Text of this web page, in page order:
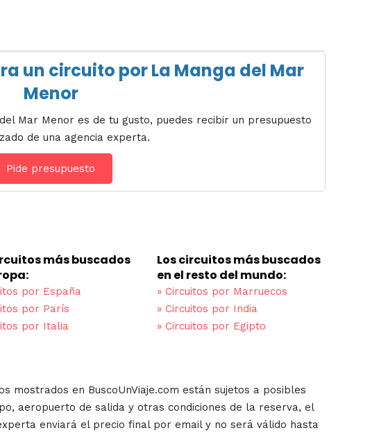
un circuito por La Manga del Mar
Menor
Mar Menor es de tu gusto, puedes recibir un presupuesto
de una agencia experta.
Pide presupuesto
más buscados
por España
por París
por Italia
Los circuitos más buscados
en el resto del mundo:
» Circuitos por Marruecos
» Circuitos por India
» Circuitos por Egipto
mostrados en BuscoUnViaje.com están sujetos a posibles
aeropuerto de salida y otras condiciones de la reserva, el
enviará el precio final por email y no será válido hasta